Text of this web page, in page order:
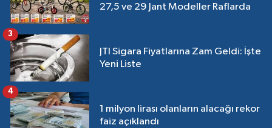
27,5 ve 29 Jant Modeller Raflarda
JTI Sigara Fiyatlarına Zam Geldi: İşte
Yeni Liste
3
1 milyon lirası olanların alacağı rekor
faiz açıklandı
4